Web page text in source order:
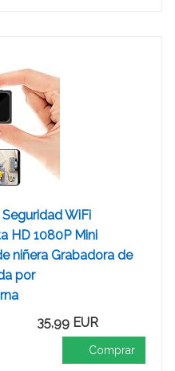
WiFi
HD 1080P Mini
niñera Grabadora de
por
35,99 EUR
Comprar